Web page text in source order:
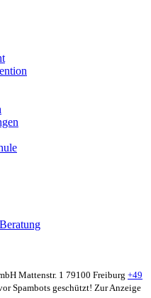
Mattenstr. 1 79100 Freiburg +49
Spambots geschützt! Zur Anzeige